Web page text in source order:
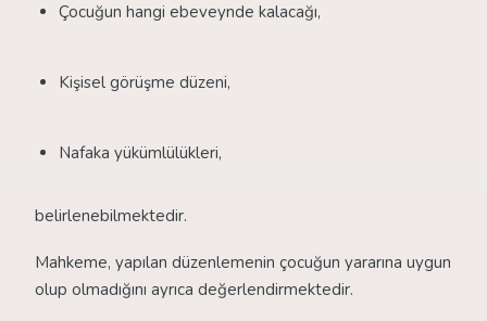
Çocuğun hangi ebeveynde kalacağı,
Kişisel görüşme düzeni,
Nafaka yükümlülükleri,
belirlenebilmektedir.
Mahkeme, yapılan düzenlemenin çocuğun yararına uygun
olup olmadığını ayrıca değerlendirmektedir.